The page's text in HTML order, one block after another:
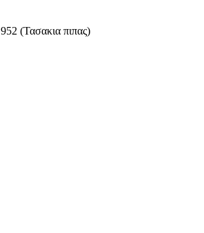
952 (Τασακια πιπας)